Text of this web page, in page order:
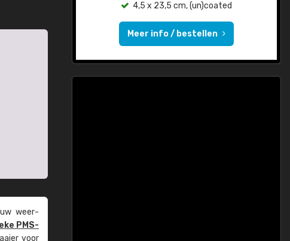
weer­
PMS-
voor
4,5 x 23,5 cm, (un)coated
Meer info / bestellen